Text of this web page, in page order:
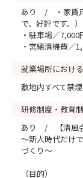
あり / ・家賃月
で、好評です。）
・駐車場／7,000
・営繕清掃費／
就業場所におけ
敷地内すべて禁煙
研修制度・教育
あり / 【清風会
～新人時代だけ
づくり～
（目的）